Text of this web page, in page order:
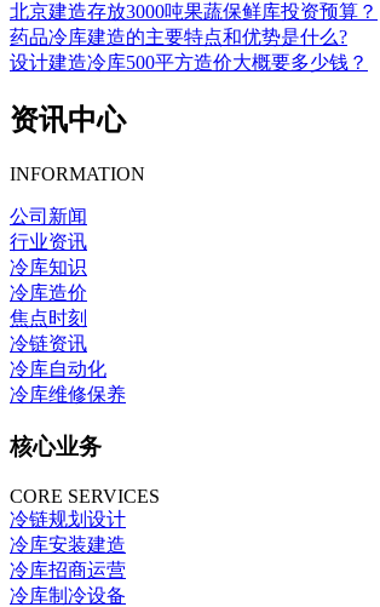
北京建造存放3000吨果蔬保鲜库投资预算？
药品冷库建造的主要特点和优势是什么?
设计建造冷库500平方造价大概要多少钱？
资讯中心
INFORMATION
公司新闻
行业资讯
冷库知识
冷库造价
焦点时刻
冷链资讯
冷库自动化
冷库维修保养
核心业务
CORE SERVICES
冷链规划设计
冷库安装建造
冷库招商运营
冷库制冷设备